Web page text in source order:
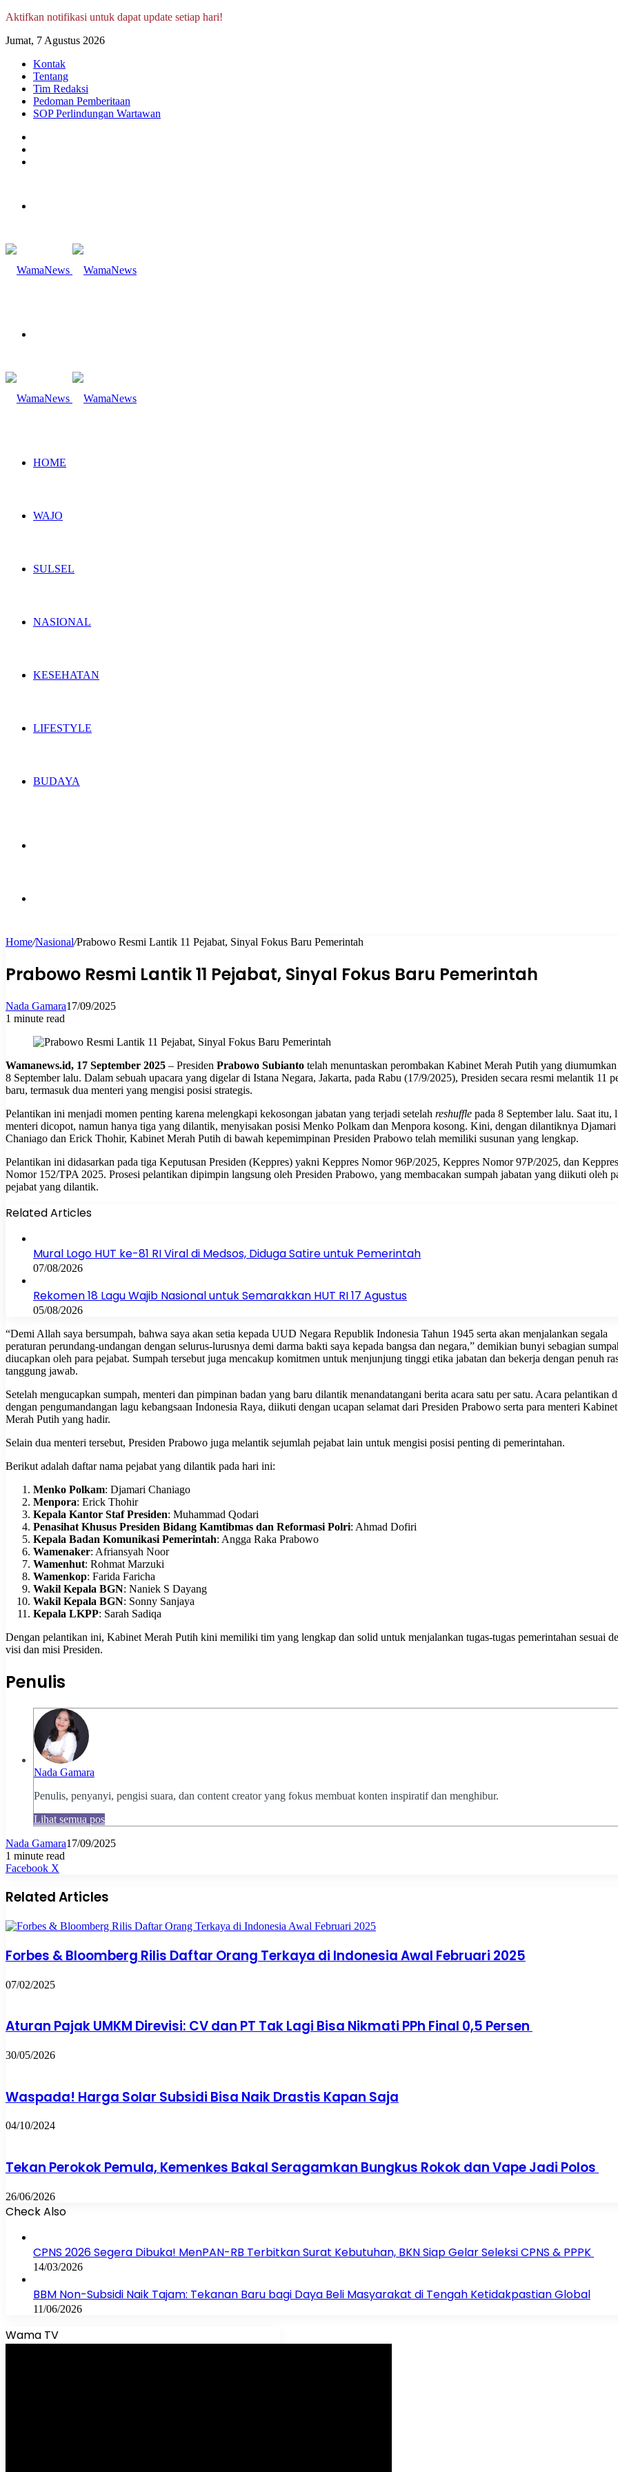
Aktifkan notifikasi untuk dapat update setiap hari!
Jumat, 7 Agustus 2026
Kontak
Tentang
Tim Redaksi
Pedoman Pemberitaan
SOP Perlindungan Wartawan
HOME
WAJO
SULSEL
NASIONAL
KESEHATAN
LIFESTYLE
BUDAYA
for
Home/Nasional/Prabowo Resmi Lantik 11 Pejabat, Sinyal Fokus Baru Pemerintah
Prabowo Resmi Lantik 11 Pejabat, Sinyal Fokus Baru Pemerintah
Nada Gamara17/09/2025
1 minute read
Wamanews.id, 17 September 2025 – Presiden Prabowo Subianto telah menuntaskan perombakan Kabinet Merah Putih yang diumumkan
8 September lalu. Dalam sebuah upacara yang digelar di Istana Negara, Jakarta, pada Rabu (17/9/2025), Presiden secara resmi melantik 11
baru, termasuk dua menteri yang mengisi posisi strategis.
Pelantikan ini menjadi momen penting karena melengkapi kekosongan jabatan yang terjadi setelah reshuffle pada 8 September lalu. Saat itu,
menteri dicopot, namun hanya tiga yang dilantik, menyisakan posisi Menko Polkam dan Menpora kosong. Kini, dengan dilantiknya Djamari
Chaniago dan Erick Thohir, Kabinet Merah Putih di bawah kepemimpinan Presiden Prabowo telah memiliki susunan yang lengkap.
Pelantikan ini didasarkan pada tiga Keputusan Presiden (Keppres) yakni Keppres Nomor 96P/2025, Keppres Nomor 97P/2025, dan Keppres
Nomor 152/TPA 2025. Prosesi pelantikan dipimpin langsung oleh Presiden Prabowo, yang membacakan sumpah jabatan yang diikuti oleh
pejabat yang dilantik.
Related Articles
Mural Logo HUT ke-81 RI Viral di Medsos, Diduga Satire untuk Pemerintah
07/08/2026
Rekomen 18 Lagu Wajib Nasional untuk Semarakkan HUT RI 17 Agustus
05/08/2026
“Demi Allah saya bersumpah, bahwa saya akan setia kepada UUD Negara Republik Indonesia Tahun 1945 serta akan menjalankan segala
peraturan perundang-undangan dengan selurus-lurusnya demi darma bakti saya kepada bangsa dan negara,” demikian bunyi sebagian
diucapkan oleh para pejabat. Sumpah tersebut juga mencakup komitmen untuk menjunjung tinggi etika jabatan dan bekerja dengan penuh
tanggung jawab.
Setelah mengucapkan sumpah, menteri dan pimpinan badan yang baru dilantik menandatangani berita acara satu per satu. Acara pelantikan
dengan pengumandangan lagu kebangsaan Indonesia Raya, diikuti dengan ucapan selamat dari Presiden Prabowo serta para menteri Kabinet
Merah Putih yang hadir.
Selain dua menteri tersebut, Presiden Prabowo juga melantik sejumlah pejabat lain untuk mengisi posisi penting di pemerintahan.
Berikut adalah daftar nama pejabat yang dilantik pada hari ini:
Menko Polkam: Djamari Chaniago
Menpora: Erick Thohir
Kepala Kantor Staf Presiden: Muhammad Qodari
Penasihat Khusus Presiden Bidang Kamtibmas dan Reformasi Polri: Ahmad Dofiri
Kepala Badan Komunikasi Pemerintah: Angga Raka Prabowo
Wamenaker: Afriansyah Noor
Wamenhut: Rohmat Marzuki
Wamenkop: Farida Faricha
Wakil Kepala BGN: Naniek S Dayang
Wakil Kepala BGN: Sonny Sanjaya
Kepala LKPP: Sarah Sadiqa
Dengan pelantikan ini, Kabinet Merah Putih kini memiliki tim yang lengkap dan solid untuk menjalankan tugas-tugas pemerintahan sesuai
visi dan misi Presiden.
Penulis
Nada Gamara
Penulis, penyanyi, pengisi suara, dan content creator yang fokus membuat konten inspiratif dan menghibur.
Lihat semua pos
Nada Gamara17/09/2025
1 minute read
Facebook X
Email
Related Articles
Forbes & Bloomberg Rilis Daftar Orang Terkaya di Indonesia Awal Februari 2025
07/02/2025
Aturan Pajak UMKM Direvisi: CV dan PT Tak Lagi Bisa Nikmati PPh Final 0,5 Persen
30/05/2026
Waspada! Harga Solar Subsidi Bisa Naik Drastis Kapan Saja
04/10/2024
Tekan Perokok Pemula, Kemenkes Bakal Seragamkan Bungkus Rokok dan Vape Jadi Polos
26/06/2026
Check Also
CPNS 2026 Segera Dibuka! MenPAN-RB Terbitkan Surat Kebutuhan, BKN Siap Gelar Seleksi CPNS & PPPK
14/03/2026
BBM Non-Subsidi Naik Tajam: Tekanan Baru bagi Daya Beli Masyarakat di Tengah Ketidakpastian Global
11/06/2026
Wama TV